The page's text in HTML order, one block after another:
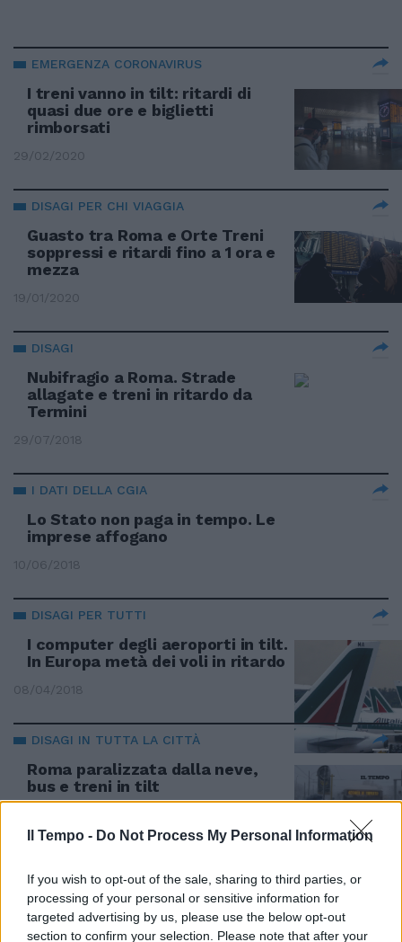
Il Tempo - Do Not Process My Personal Information
If you wish to opt-out of the sale, sharing to third parties, or
processing of your personal or sensitive information for
targeted advertising by us, please use the below opt-out
section to confirm your selection. Please note that after your
EMERGENZA CORONAVIRUS
I treni vanno in tilt: ritardi di
quasi due ore e biglietti
rimborsati
29/02/2020
DISAGI PER CHI VIAGGIA
Guasto tra Roma e Orte Treni
soppressi e ritardi fino a 1 ora e
mezza
19/01/2020
DISAGI
Nubifragio a Roma. Strade
allagate e treni in ritardo da
Termini
29/07/2018
I DATI DELLA CGIA
Lo Stato non paga in tempo. Le
imprese affogano
10/06/2018
DISAGI PER TUTTI
I computer degli aeroporti in tilt.
In Europa metà dei voli in ritardo
08/04/2018
DISAGI IN TUTTA LA CITTÀ
Roma paralizzata dalla neve,
bus e treni in tilt
Treno Frecciabianca esce dai
binari a Roma Termini